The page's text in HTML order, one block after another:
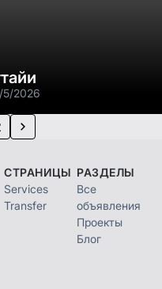
5/2026
СТРАНИЦЫ
Services
Transfer
РАЗДЕЛЫ
Все
объявления
Проекты
Блог